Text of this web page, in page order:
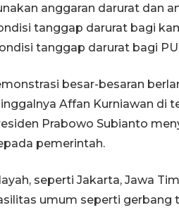
anggaran darurat dan
tanggap darurat bagi
tanggap darurat bagi
besar-besaran
Affan Kurniawan di
Prabowo Subianto
pemerintah.
seperti Jakarta, Jawa
umum seperti gerbang